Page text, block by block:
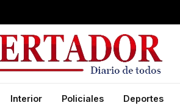
Interior Policiales Deportes